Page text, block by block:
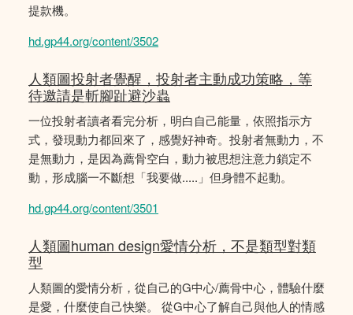
提款機。
hd.gp44.org/content/3502
人類圖投射者覺醒，投射者主動成功策略，等
待邀請是斬腳趾避沙蟲
一位投射者讀者看完分析，明白自己能量，依照指示方
式，發現動力都回來了，感覺好神奇。投射者無動力，不
是無動力，是因為薦骨空白，動力被思想注意力鎖定不
動，形成腦一不斷想「我要做.....」但身體不起動。
hd.gp44.org/content/3501
人類圖human design愛情分析，不是類型對類
型
人類圖的愛情分析，從自己的G中心/薦骨中心，體驗什麼
是愛，什麼使自己快樂。 從G中心了解自己與他人的情感